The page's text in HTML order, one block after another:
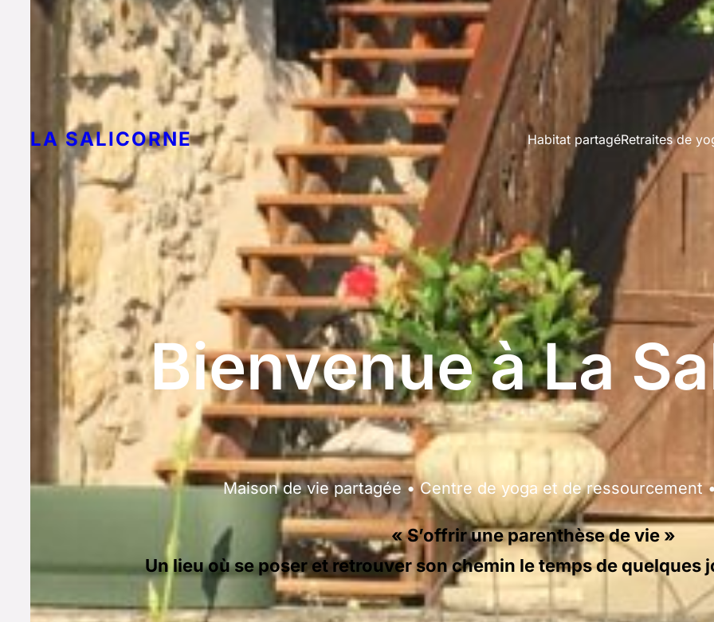
LA SALICORNE Habitat partagéRetraites de
Bienvenue à La
Maison de vie partagée • Centre de yoga et de ressourcement
« S’offrir une parenthèse de vie »
Un lieu où se poser et retrouver son chemin le temps de